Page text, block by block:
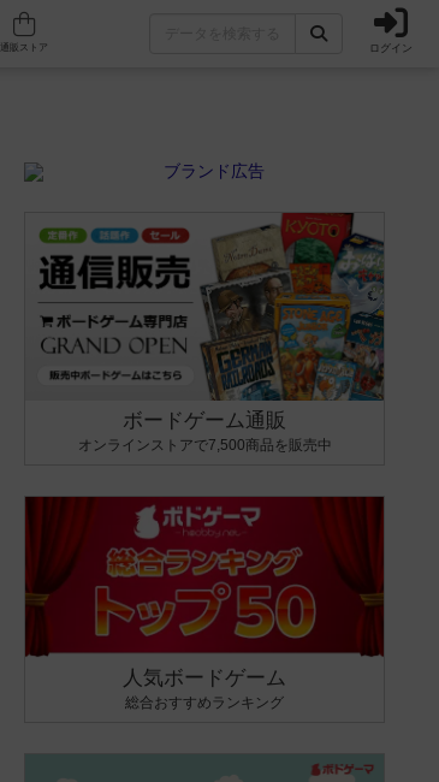
人気ボードゲーム ログイン
ボードゲーム通販
オンラインストアで7,500商品を販売中
人気ボードゲーム
総合おすすめランキング